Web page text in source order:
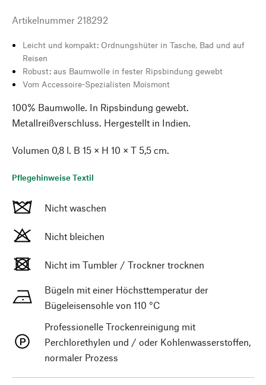
Artikelnummer 218292
Leicht und kompakt: Ordnungshüter in Tasche, Bad und auf
Reisen
Robust: aus Baumwolle in fester Ripsbindung gewebt
Vom Accessoire-Spezialisten Moismont
100% Baumwolle. In Ripsbindung gewebt.
Metallreißverschluss. Hergestellt in Indien.
Volumen 0,8 l. B 15 × H 10 × T 5,5 cm.
Pflegehinweise Textil
Nicht waschen
Nicht bleichen
Nicht im Tumbler / Trockner trocknen
Bügeln mit einer Höchsttemperatur der
Bügeleisensohle von 110 °C
Professionelle Trockenreinigung mit
Perchlorethylen und / oder Kohlenwasserstoffen,
normaler Prozess